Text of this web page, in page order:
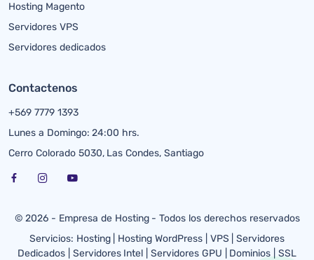
Hosting Magento
Servidores VPS
Servidores dedicados
Contactenos
+569 7779 1393
Lunes a Domingo: 24:00 hrs.
Cerro Colorado 5030, Las Condes, Santiago
© 2026 - Empresa de Hosting - Todos los derechos reservados
Servicios: Hosting| Hosting WordPress VPS |Servidores
Dedicados| Servidores Intel Servidores GPU Dominios |SSL